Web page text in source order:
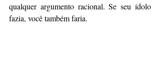
qualquer argumento racional. Se seu ídolo
fazia, você também faria.